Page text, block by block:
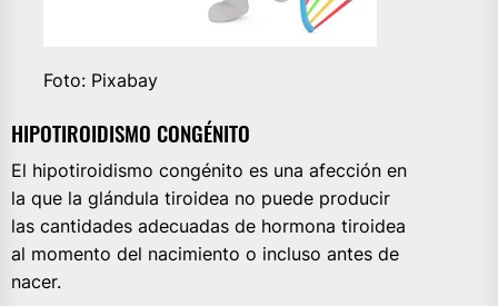
Foto: Pixabay
HIPOTIROIDISMO CONGÉNITO
El hipotiroidismo congénito es una afección en
la que la glándula tiroidea no puede producir
las cantidades adecuadas de hormona tiroidea
al momento del nacimiento o incluso antes de
nacer.